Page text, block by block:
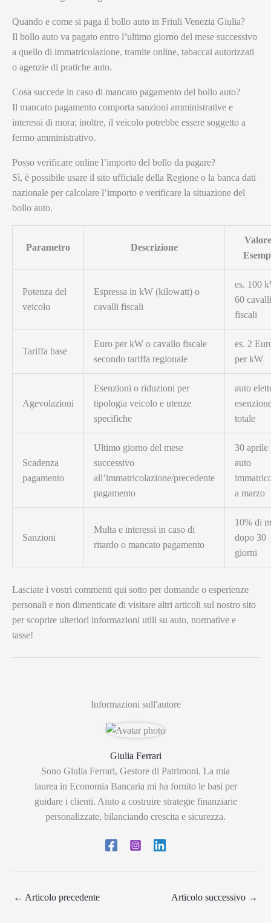
Quando e come si paga il bollo auto in Friuli Venezia Giulia?
Il bollo auto va pagato entro l’ultimo giorno del mese successivo
a quello di immatricolazione, tramite online, tabaccai autorizzati
o agenzie di pratiche auto.
Cosa succede in caso di mancato pagamento del bollo auto?
Il mancato pagamento comporta sanzioni amministrative e
interessi di mora; inoltre, il veicolo potrebbe essere soggetto a
fermo amministrativo.
Posso verificare online l’importo del bollo da pagare?
Sì, è possibile usare il sito ufficiale della Regione o la banca dati
nazionale per calcolare l’importo e verificare la situazione del
bollo auto.
Parametro Descrizione
Potenza del
veicolo
Espressa in kW (kilowatt) o
cavalli fiscali
es. 100
60 cavalli
fiscali
Tariffa base
Euro per kW o cavallo fiscale
secondo tariffa regionale
es. 2
per kW
Agevolazioni
Esenzioni o riduzioni per
tipologia veicolo e utenze
specifiche
auto
totale
Scadenza
pagamento
Ultimo giorno del mese
successivo
all’immatricolazione/precedente
pagamento
30 aprile
auto
a marzo
Sanzioni
Multa e interessi in caso di
ritardo o mancato pagamento
10% di
dopo 30
giorni
Lasciate i vostri commenti qui sotto per domande o esperienze
personali e non dimenticate di visitare altri articoli sul nostro sito
per scoprire ulteriori informazioni utili su auto, normative e
tasse!
Informazioni sull'autore
Giulia Ferrari
Sono Giulia Ferrari, Gestore di Patrimoni. La mia
laurea in Economia Bancaria mi ha fornito le basi per
guidare i clienti. Aiuto a costruire strategie finanziarie
personalizzate, bilanciando crescita e sicurezza.
← Articolo precedente Articolo successivo →